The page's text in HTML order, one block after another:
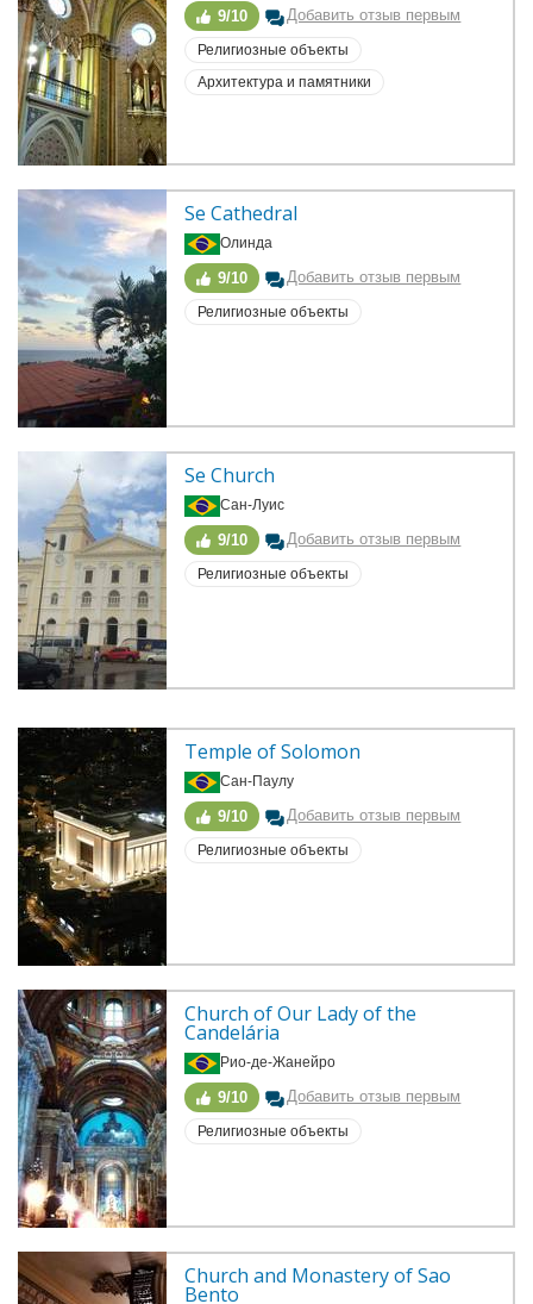
9/10 Добавить отзыв первым
Религиозные объекты
Архитектура и памятники
Se Cathedral
Олинда
9/10 Добавить отзыв первым
Религиозные объекты
Se Church
Сан-Луис
9/10 Добавить отзыв первым
Религиозные объекты
Temple of Solomon
Сан-Паулу
9/10 Добавить отзыв первым
Религиозные объекты
Church of Our Lady of the
Candelária
Рио-де-Жанейро
9/10 Добавить отзыв первым
Религиозные объекты
Church and Monastery of Sao
Bento